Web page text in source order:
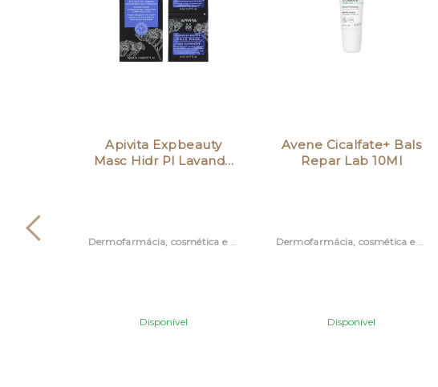
Apivita Expbeauty
Masc Hidr Pl Lavand…
Disponível
Avene Cicalfate+ Bals
Repar Lab 10Ml
Disponível